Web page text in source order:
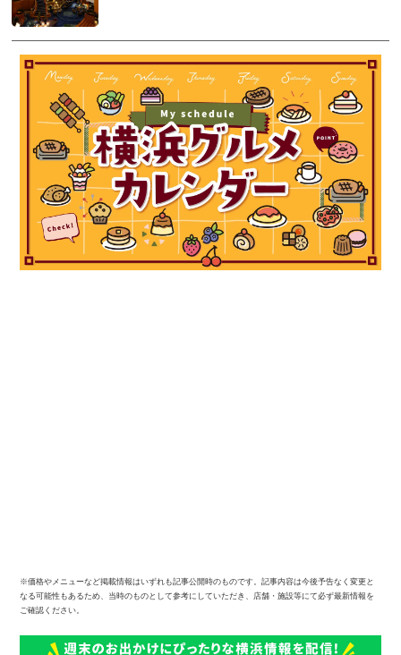
※価格やメニューなど掲載情報はいずれも記事公開時のものです。記事内容は今後予告なく変更と
なる可能性もあるため、当時のものとして参考にしていただき、店舗・施設等にて必ず最新情報を
ご確認ください。